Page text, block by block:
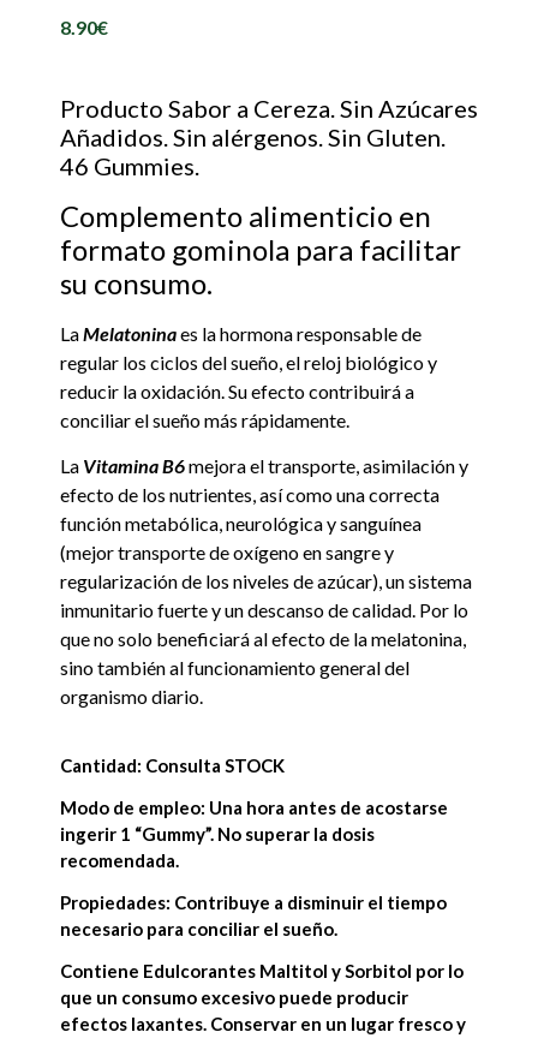
8.90€
Producto Sabor a Cereza. Sin Azúcares
Añadidos. Sin alérgenos. Sin Gluten.
46 Gummies.
Complemento alimenticio en
formato gominola para facilitar
su consumo.
LaMelatoninaes la hormona responsable de
regular los ciclos del sueño, el reloj biológico y
reducir la oxidación. Su efecto contribuirá a
conciliar el sueño más rápidamente.
La Vitamina B6mejora el transporte, asimilación y
efecto de los nutrientes, así como una correcta
función metabólica, neurológica y sanguínea
(mejor transporte de oxígeno en sangre y
regularización de los niveles de azúcar), un sistema
inmunitario fuerte y un descanso de calidad. Por lo
que no solo beneficiará al efecto de la melatonina,
sino también al funcionamiento general del
organismo diario.
Cantidad: Consulta STOCK
Modo de empleo: Una hora antes de acostarse
ingerir 1 “Gummy”. No superar la dosis
recomendada.
Propiedades: Contribuye a disminuir el tiempo
necesario para conciliar el sueño.
Contiene Edulcorantes Maltitol y Sorbitol por lo
que un consumo excesivo puede producir
efectos laxantes. Conservar en un lugar fresco y